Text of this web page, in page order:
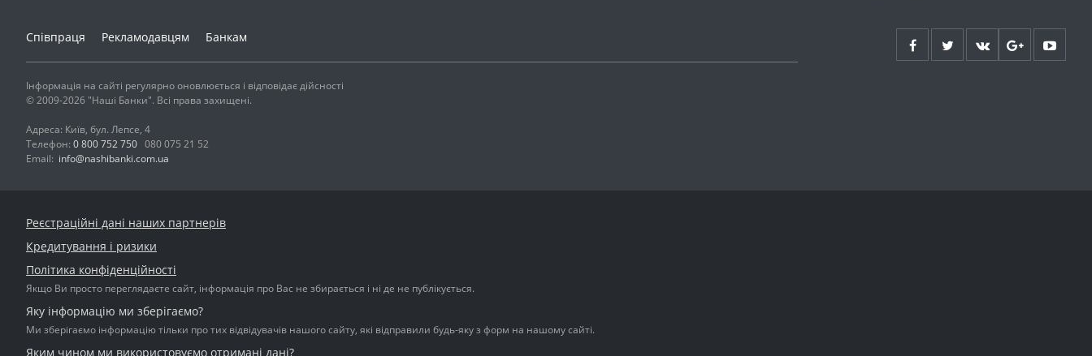
Співпраця Рекламодавцям Банкам
Інформація на сайті регулярно оновлюється і відповідає дійсності
© 2009-2026 "Наші Банки". Всі права захищені.
Адреса: Київ, бул. Лепсе, 4
Телефон: 0 800 752 750 080 075 21 52
Email: info@nashibanki.com.ua
Реєстраційні дані наших партнерів
Кредитування і ризики
Політика конфіденційності
Якщо Ви просто переглядаєте сайт, інформація про Вас не збирається і ні де не публікується.
Яку інформацію ми зберігаємо?
Ми зберігаємо інформацію тільки про тих відвідувачів нашого сайту, які відправили будь-яку з форм на нашому сайті.
Яким чином ми використовуємо отримані дані?